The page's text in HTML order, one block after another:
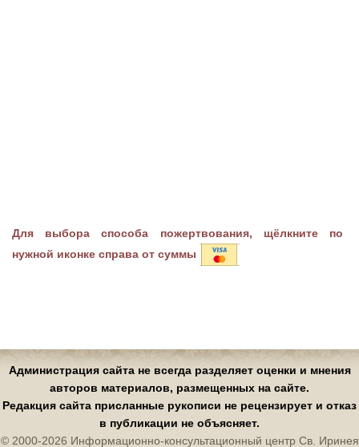
Для выбора способа пожертвования, щёлкните по
нужной иконке справа от суммы
Администрация сайта не всегда разделяет оценки и мнения
авторов материалов, размещенных на сайте.
Редакция сайта присланные рукописи не рецензирует и отказ
в публикации не объясняет.
© 2000-2026 Информационно-консультационный центр Св. Иринея